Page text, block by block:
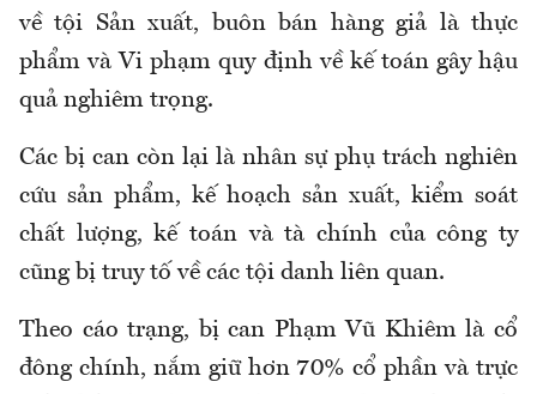
về tội Sản xuất, buôn bán hàng giả là thực
phẩm và Vi phạm quy định về kế toán gây hậu
quả nghiêm trọng.
Các bị can còn lại là nhân sự phụ trách nghiên
cứu sản phẩm, kế hoạch sản xuất, kiểm soát
chất lượng, kế toán và tà chính của công ty
cũng bị truy tố về các tội danh liên quan.
Theo cáo trạng, bị can Phạm Vũ Khiêm là cổ
đông chính, nắm giữ hơn 70% cổ phần và trực